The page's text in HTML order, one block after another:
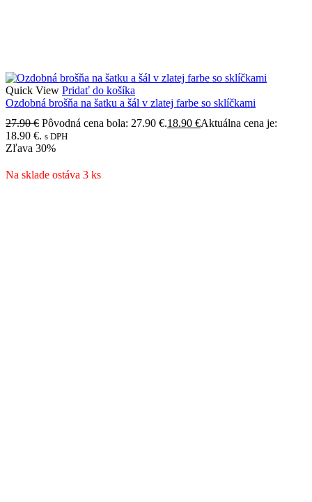
Quick View Pridať do košíka
Ozdobná brošňa na šatku a šál v zlatej farbe so sklíčkami
27.90€ Pôvodná cena bola: 27.90 €.18.90 €Aktuálna cena je:
18.90 €. s DPH
Zľava 30%
Na sklade ostáva 3 ks